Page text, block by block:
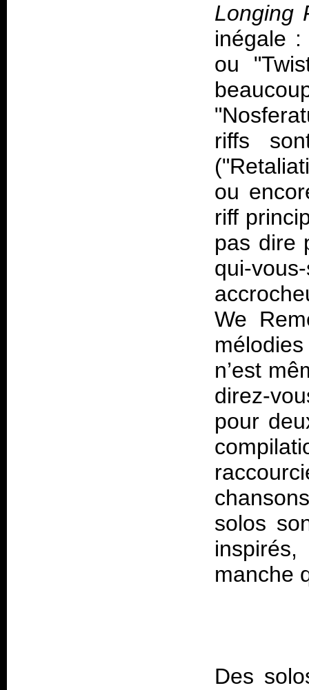
Longing
inégale
ou
riffs
ou
riff
pas dire
qui-
We
n’est
direz-
pour
solos
Des